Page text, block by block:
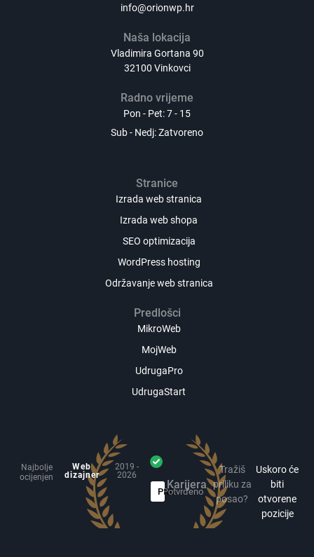
info@orionwp.hr
Naša lokacija
Vladimira Gortana 90
32100 Vinkovci
Radno vrijeme
Pon - Pet: 7 - 15
Sub - Nedj: Zatvoreno
Stranice
Izrada web stranica
Izrada web shopa
SEO optimizacija
WordPress hosting
Održavanje web stranica
Predlošci
MikroWeb
MojWeb
UdrugaPro
UdrugaStart
Najbolje
ocijenjen
Web
dizajner
2019 -
2026
PRO
Potvrđeno
Karijera
Tražiš
priliku za
posao?
Uskoro će
biti
otvorene
pozicije